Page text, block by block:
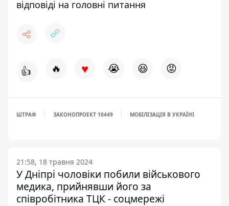
відповіді на головні питання
👍 🔥 ♥ 😭 😆 😡
ШТРАФ ЗАКОНОПРОЕКТ 10449 МОБІЛІЗАЦІЯ В УКРАЇНІ
21:58, 18 травня 2024
У Дніпрі чоловіки побили військового
медика, прийнявши його за
співробітника ТЦК - соцмережі